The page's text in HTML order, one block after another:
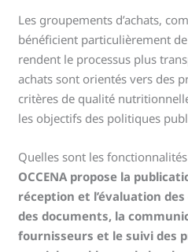
Les groupements d’achats,
bénéficient particulièrement
rendent le processus plus
achats sont orientés vers des
critères de qualité
les objectifs des politiques
Quelles sont les fonctionnalités
OCCENA propose la
réception et l’évaluation
des documents, la
fournisseurs et le suivi des